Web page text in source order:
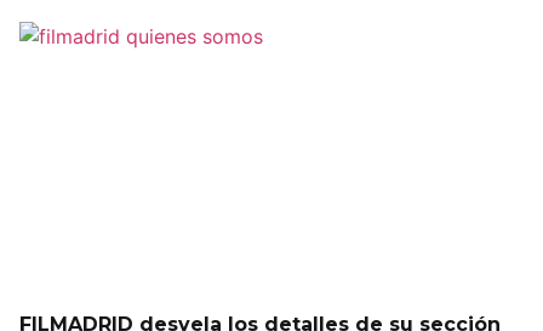
FILMADRID desvela los detalles de su sección